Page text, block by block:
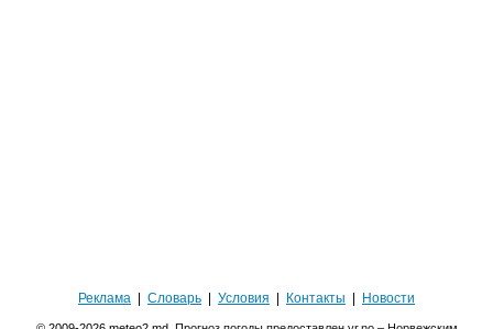
Реклама Словарь Условия Контакты Новости